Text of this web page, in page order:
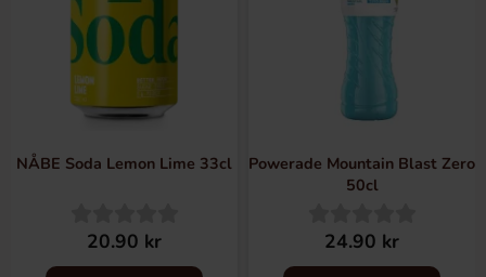
NÅBE Soda Lemon Lime 33cl
20.90 kr
Powerade Mountain Blast Zero
50cl
24.90 kr